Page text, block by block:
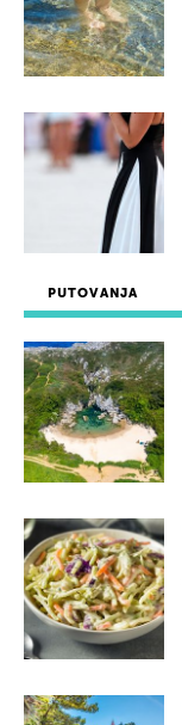
PUTOVANJA